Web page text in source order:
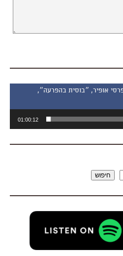
פרסי אופיר, ״בוסית בהפרעה״,
01:00:12
חיפוש